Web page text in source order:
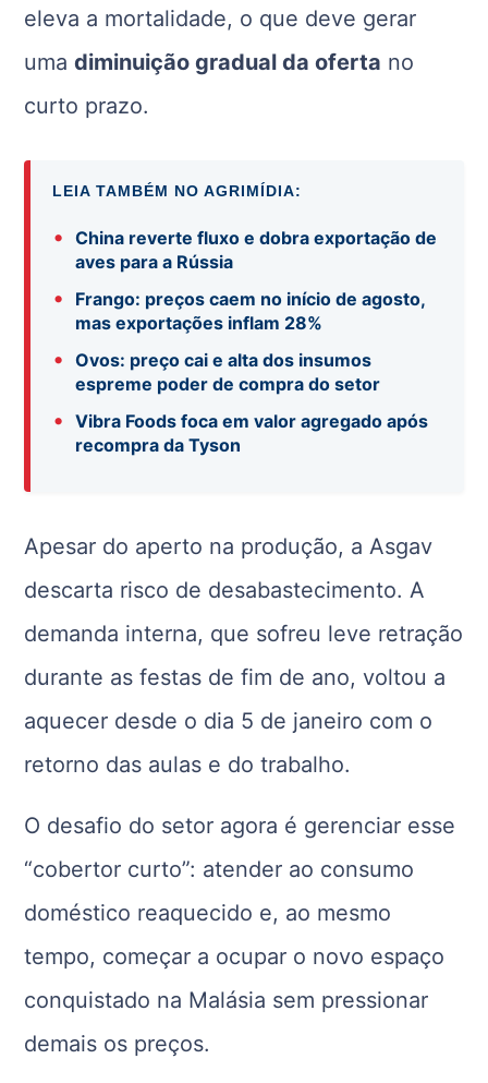
eleva a mortalidade, o que deve gerar
umadiminuição gradual da oferta no
curto prazo.
LEIA TAMBÉM NO AGRIMÍDIA:
•
China reverte fluxo e dobra exportação de
aves para a Rússia
•
Frango: preços caem no início de agosto,
mas exportações inflam 28%
•
Ovos: preço cai e alta dos insumos
espreme poder de compra do setor
•
Vibra Foods foca em valor agregado após
recompra da Tyson
Apesar do aperto na produção, a Asgav
descarta risco de desabastecimento. A
demanda interna, que sofreu leve retração
durante as festas de fim de ano, voltou a
aquecer desde o dia 5 de janeiro com o
retorno das aulas e do trabalho.
O desafio do setor agora é gerenciar esse
“cobertor curto”: atender ao consumo
doméstico reaquecido e, ao mesmo
tempo, começar a ocupar o novo espaço
conquistado na Malásia sem pressionar
demais os preços.